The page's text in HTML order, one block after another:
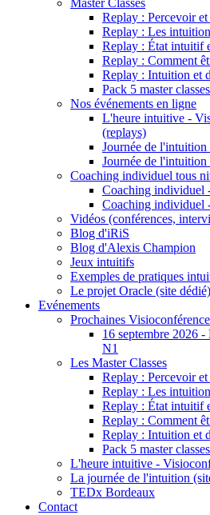
Master Classes
Replay : Percevoir
Replay : Les
Replay : État intuitif
Replay : Comment
Replay : Intuition et
Pack 5 master
Nos événements en ligne
L'heure intuitive -
(replays)
Journée de
Journée de
Coaching individuel tous
Coaching individuel
Coaching individuel
Vidéos (conférences,
Blog d'iRiS
Blog d'Alexis Champion
Jeux intuitifs
Exemples de pratiques
Le projet Oracle (site dédié)
Evénements
Prochaines
16 septembre 2026
N1
Les Master Classes
Replay : Percevoir
Replay : Les
Replay : État intuitif
Replay : Comment
Replay : Intuition et
Pack 5 master
L'heure intuitive -
La journée de l'intuition
TEDx Bordeaux
Contact